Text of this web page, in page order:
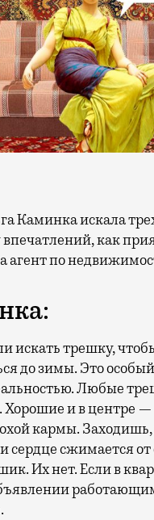
как
агент по
искать трешку,
до зимы. Это
Любые
Хорошие и в центре —
кармы.
сердце сжимается
Их нет. Если в